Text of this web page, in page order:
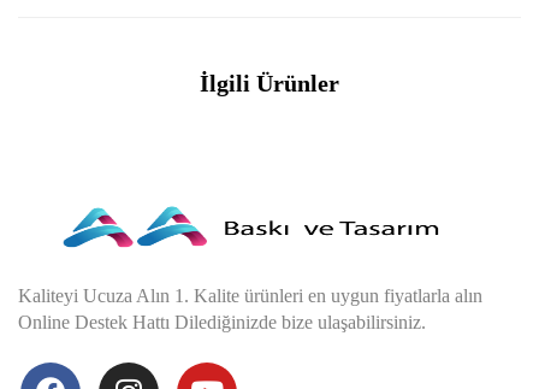
İlgili Ürünler
Kaliteyi Ucuza Alın 1. Kalite ürünleri en uygun fiyatlarla alın
Online Destek Hattı Dilediğinizde bize ulaşabilirsiniz.